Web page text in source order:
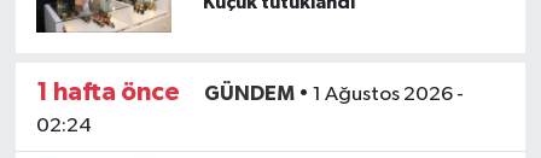
1 hafta önce GÜNDEM• 1 Ağustos 2026 -
02:24TARIM